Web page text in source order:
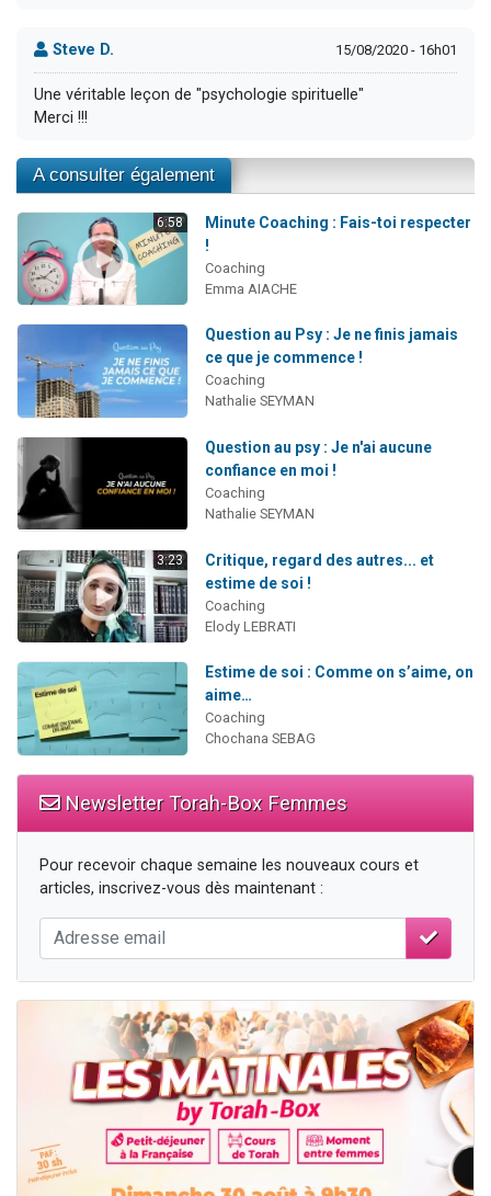
Steve D. 15/08/2020 - 16h01
Une véritable leçon de "psychologie spirituelle"
Merci !!!
A consulter également
6:58
Minute Coaching : Fais-toi respecter
!
Coaching
Emma AIACHE
Question au Psy : Je ne finis jamais
ce que je commence !
Coaching
Nathalie SEYMAN
Question au psy : Je n'ai aucune
confiance en moi !
Coaching
Nathalie SEYMAN
3:23
Critique, regard des autres... et
estime de soi !
Coaching
Elody LEBRATI
Estime de soi : Comme on s’aime, on
aime…
Coaching
Chochana SEBAG
Newsletter Torah-Box Femmes
Pour recevoir chaque semaine les nouveaux cours et
articles, inscrivez-vous dès maintenant :